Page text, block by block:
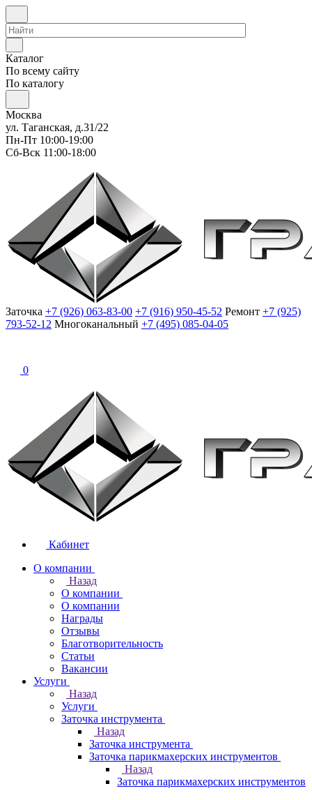
Каталог
По всему сайту
По каталогу
Москва
ул. Таганская, д.31/22
Пн-Пт 10:00-19:00
Сб-Вск 11:00-18:00
Заточка +7 (926) 063-83-00 +7 (916) 950-45-52 Ремонт +7 (925)
793-52-12 Многоканальный +7 (495) 085-04-05
0
Кабинет
О компании
Назад
О компании
О компании
Награды
Отзывы
Благотворительность
Статьи
Вакансии
Услуги
Назад
Услуги
Заточка инструмента
Назад
Заточка инструмента
Заточка парикмахерских инструментов
Назад
Заточка парикмахерских инструментов